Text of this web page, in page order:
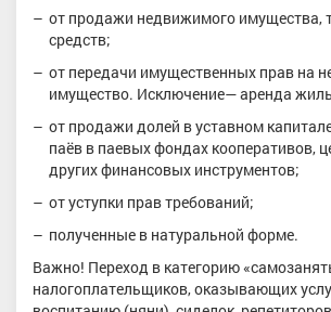
от продажи недвижимого имущества,
средств;
от передачи имущественных прав на
имущество. Исключение— аренда
от продажи долей в уставном
паёв в паевых фондах кооперативов,
других финансовых инструментов;
от уступки прав требований;
полученные в натуральной форме.
Важно! Переход в категорию
налогоплательщиков, оказывающих